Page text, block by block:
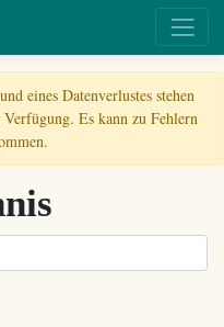
eines Datenverlustes stehen
Es kann zu Fehlern